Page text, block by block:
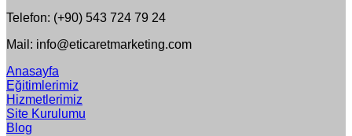
Telefon: (+90) 543 724 79 24
Mail: info@eticaretmarketing.com
Anasayfa
Eğitimlerimiz
Hizmetlerimiz
Site Kurulumu
Blog